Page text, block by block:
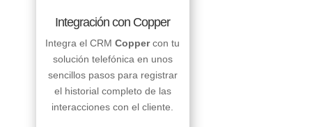
Integración con Copper
Integra el CRMCoppercon tu
solución telefónica en unos
sencillos pasos para registrar
el historial completo de las
interacciones con el cliente.